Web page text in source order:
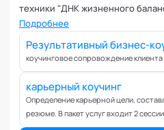
Осознанность
Отношения с родителями
Персональный коучинг
Планирование и
Поведенческий анализ
техники "ДНК жизненного
целеполагания по методу
форума "ДНК Успеха". В активе - 25 лет в продажах В2В, 17
лет - работа в ТОП 10 страховых компании на руководящих
позициях.
Подробнее
Результативный бизнес-
коучинговое сопровождение
карьерный коучинг
Определение карьерной цели,
резюме. В пакет услуг входит 2